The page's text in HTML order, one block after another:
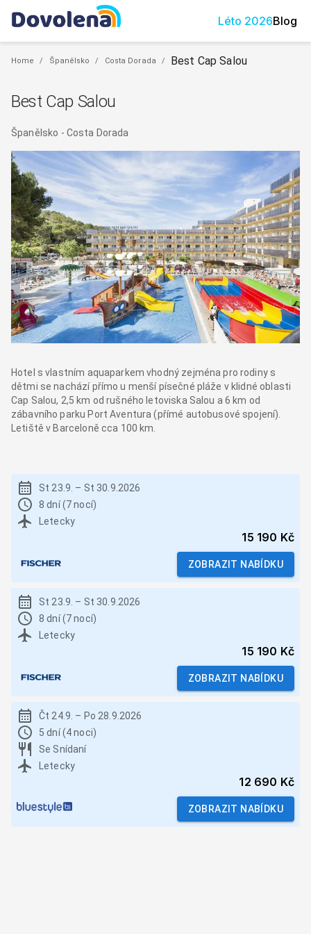
Léto 2026Blog
Home / Španělsko / Costa Dorada / Best Cap Salou
Best Cap Salou
Španělsko - Costa Dorada
Hotel s vlastním aquaparkem vhodný zejména pro rodiny s
dětmi se nachází přímo u menší písečné pláže v klidné oblasti
Cap Salou, 2,5 km od rušného letoviska Salou a 6 km od
zábavního parku Port Aventura (přímé autobusové spojení).
Letiště v Barceloně cca 100 km.
St 23.9. – St 30.9.2026
8 dní (7 nocí)
Letecky
15 190 Kč
ZOBRAZIT NABÍDKU
St 23.9. – St 30.9.2026
8 dní (7 nocí)
Letecky
15 190 Kč
ZOBRAZIT NABÍDKU
Čt 24.9. – Po 28.9.2026
5 dní (4 noci)
Se Snídaní
Letecky
12 690 Kč
ZOBRAZIT NABÍDKU